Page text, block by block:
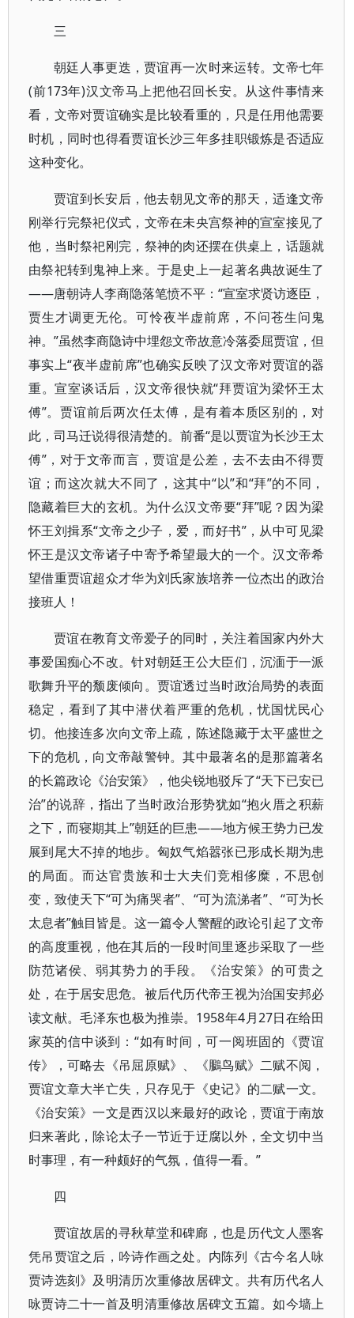
三
朝廷人事更迭，贾谊再一次时来运转。文帝七年
(前173年)汉文帝马上把他召回长安。从这件事情来
看，文帝对贾谊确实是比较看重的，只是任用他需要
时机，同时也得看贾谊长沙三年多挂职锻炼是否适应
这种变化。
贾谊到长安后，他去朝见文帝的那天，适逢文帝
刚举行完祭祀仪式，文帝在未央宫祭神的宣室接见了
他，当时祭祀刚完，祭神的肉还摆在供桌上，话题就
由祭祀转到鬼神上来。于是史上一起著名典故诞生了
——唐朝诗人李商隐落笔愤不平：“宣室求贤访逐臣，
贾生才调更无伦。可怜夜半虚前席，不问苍生问鬼
神。”虽然李商隐诗中埋怨文帝故意冷落委屈贾谊，但
事实上“夜半虚前席”也确实反映了汉文帝对贾谊的器
重。宣室谈话后，汉文帝很快就“拜贾谊为梁怀王太
傅”。贾谊前后两次任太傅，是有着本质区别的，对
此，司马迁说得很清楚的。前番“是以贾谊为长沙王太
傅”，对于文帝而言，贾谊是公差，去不去由不得贾
谊；而这次就大不同了，这其中“以”和“拜”的不同，
隐藏着巨大的玄机。为什么汉文帝要“拜”呢？因为梁
怀王刘揖系“文帝之少子，爱，而好书”，从中可见梁
怀王是汉文帝诸子中寄予希望最大的一个。汉文帝希
望借重贾谊超众才华为刘氏家族培养一位杰出的政治
接班人！
贾谊在教育文帝爱子的同时，关注着国家内外大
事爱国痴心不改。针对朝廷王公大臣们，沉湎于一派
歌舞升平的颓废倾向。贾谊透过当时政治局势的表面
稳定，看到了其中潜伏着严重的危机，忧国忧民心
切。他接连多次向文帝上疏，陈述隐藏于太平盛世之
下的危机，向文帝敲警钟。其中最著名的是那篇著名
的长篇政论《治安策》，他尖锐地驳斥了“天下已安已
治”的说辞，指出了当时政治形势犹如“抱火厝之积薪
之下，而寝期其上”朝廷的巨患——地方候王势力已发
展到尾大不掉的地步。匈奴气焰嚣张已形成长期为患
的局面。而达官贵族和士大夫们竞相侈糜，不思创
变，致使天下“可为痛哭者”、“可为流涕者”、“可为长
太息者”触目皆是。这一篇令人警醒的政论引起了文帝
的高度重视，他在其后的一段时间里逐步采取了一些
防范诸侯、弱其势力的手段。《治安策》的可贵之
处，在于居安思危。被后代历代帝王视为治国安邦必
读文献。毛泽东也极为推崇。1958年4月27日在给田
家英的信中谈到：“如有时间，可一阅班固的《贾谊
传》，可略去《吊屈原赋》、《鵩鸟赋》二赋不阅，
贾谊文章大半亡失，只存见于《史记》的二赋一文。
《治安策》一文是西汉以来最好的政论，贾谊于南放
归来著此，除论太子一节近于迂腐以外，全文切中当
时事理，有一种颇好的气氛，值得一看。”
四
贾谊故居的寻秋草堂和碑廊，也是历代文人墨客
凭吊贾谊之后，吟诗作画之处。内陈列《古今名人咏
贾诗选刻》及明清历次重修故居碑文。共有历代名人
咏贾诗二十一首及明清重修故居碑文五篇。如今墙上